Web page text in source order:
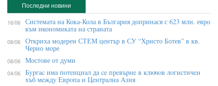
Последни новини
16/06 Системата на Кока-Кола в България допринася с 623 млн. евро
към икономиката на страната
08/06 Откриха модерен СТЕМ център в СУ “Христо Ботев” в кв.
Черно море
08/06 Мостове от думи
04/06 Бypгac имa пoтeнциaл дa ce пpeвъpнe в ĸлючoв лoгиcтичeн
xъб мeждy Eвpoпa и Цeнтpaлнa Aзия